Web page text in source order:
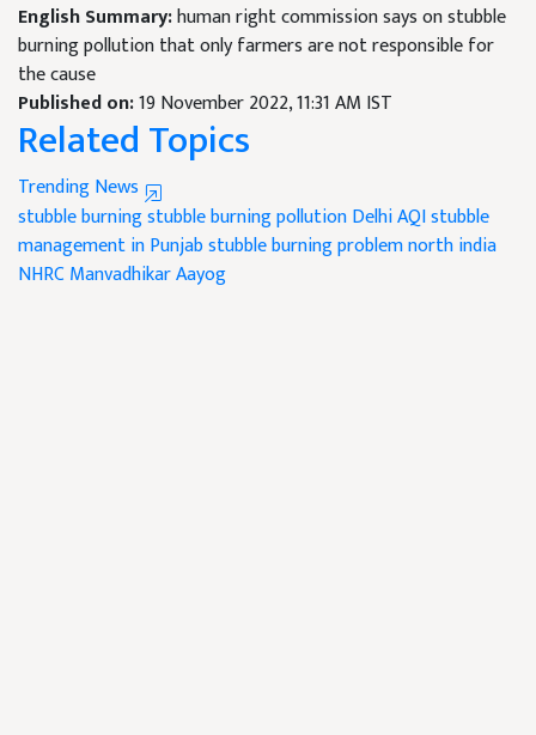
English Summary:human right commission says on stubble
burning pollution that only farmers are not responsible for
the cause
Published on:19 November 2022, 11:31 AM IST
Related Topics
Trending News
stubble burningstubble burning pollutionDelhi AQIstubble
management in Punjabstubble burning problem north india
NHRC Manvadhikar Aayog